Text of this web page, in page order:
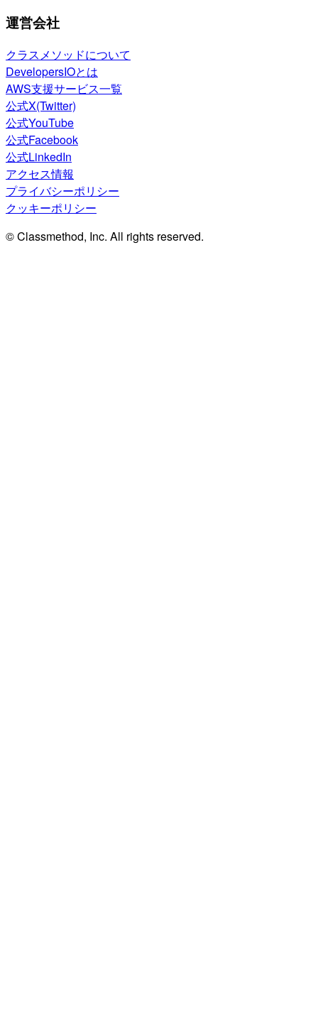
運営会社
クラスメソッドについて
DevelopersIOとは
AWS支援サービス一覧
公式X(Twitter)
公式YouTube
公式Facebook
公式LinkedIn
アクセス情報
プライバシーポリシー
クッキーポリシー
© Classmethod, Inc. All rights reserved.